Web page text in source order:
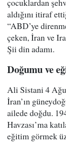
çocuklardan
aldığını itiraf
“ABD’ye
çeken, İran ve
Şii din adamı.
Doğumu ve
Ali Sistani 4
İran’ın
ailede doğdu.
Havzası’ma
eğitim görmek